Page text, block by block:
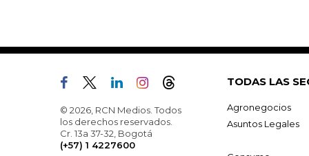
© 2026, RCN Medios. Todos
los derechos reservados.
Cr. 13a 37-32, Bogotá
(+57) 1 4227600
TODAS LAS
Agronegocios
Asuntos Legales